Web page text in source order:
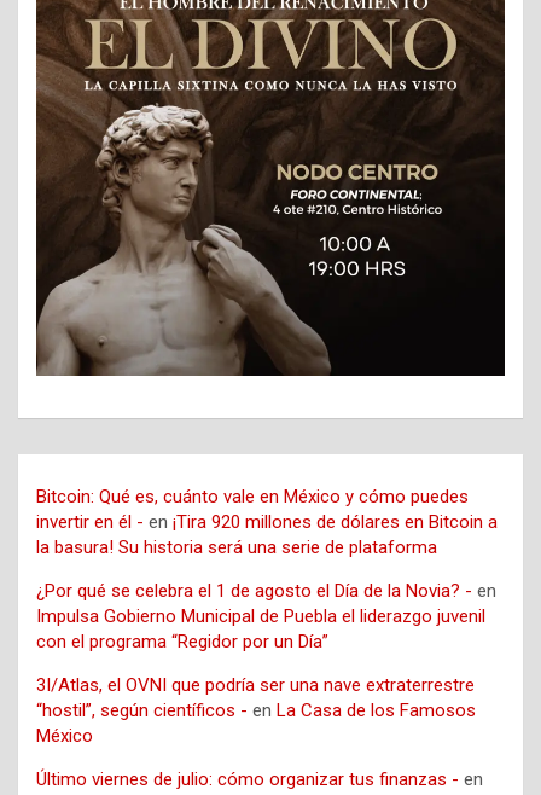
Bitcoin: Qué es, cuánto vale en México y cómo puedes
invertir en él - en ¡Tira 920 millones de dólares en Bitcoin a
la basura! Su historia será una serie de plataforma
¿Por qué se celebra el 1 de agosto el Día de la Novia? - en
Impulsa Gobierno Municipal de Puebla el liderazgo juvenil
con el programa “Regidor por un Día”
3I/Atlas, el OVNI que podría ser una nave extraterrestre
“hostil”, según científicos - en La Casa de los Famosos
México
Último viernes de julio: cómo organizar tus finanzas - en